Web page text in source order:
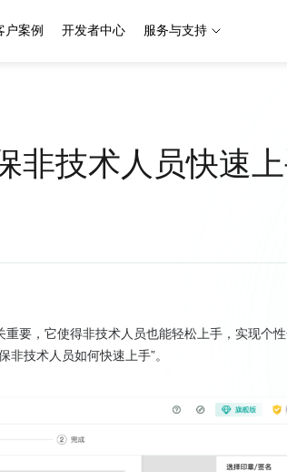
户案例 开发者中心 服务与支持
非技术人员快速
要，它使得非技术人员也能轻松上手，实现个
技术人员如何快速上手”。